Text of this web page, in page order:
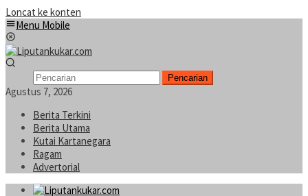
Loncat ke konten
Menu Mobile
Pencarian
Agustus 7, 2026
Berita Terkini
Berita Utama
Kutai Kartanegara
Ragam
Advertorial